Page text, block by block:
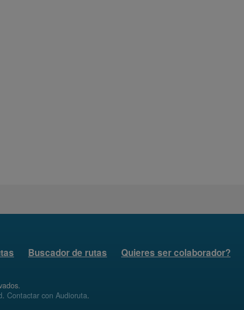
Buscador de rutas Quieres ser colaborador?
. Contactar con Audioruta.